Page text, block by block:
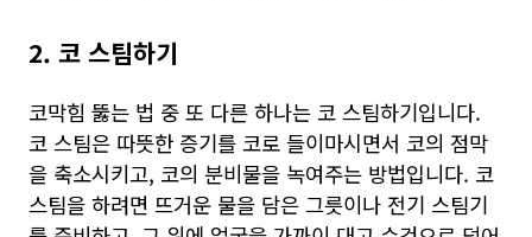
2. 코 스팀하기
코막힘 뚫는 법 중 또 다른 하나는 코 스팀하기입니다.
코 스팀은 따뜻한 증기를 코로 들이마시면서 코의 점막
을 축소시키고, 코의 분비물을 녹여주는 방법입니다. 코
스팀을 하려면 뜨거운 물을 담은 그릇이나 전기 스팀기